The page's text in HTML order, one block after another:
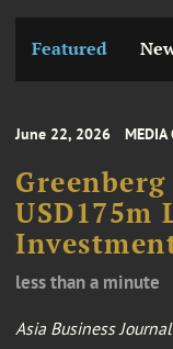
Featured
June 22, 2026 MEDIA
Greenberg
USD175m
less than a minute
Asia Business Journal